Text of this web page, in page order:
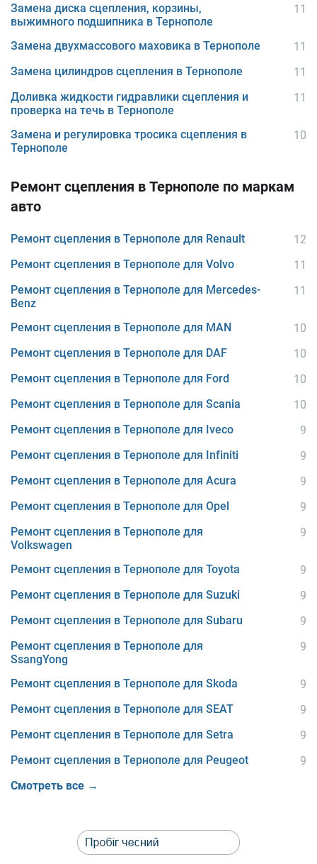
Замена диска сцепления, корзины,
выжимного подшипника в Тернополе
11
Замена двухмассового маховика в Тернополе
11
Замена цилиндров сцепления в Тернополе
11
Доливка жидкости гидравлики сцепления и
проверка на течь в Тернополе
11
Замена и регулировка тросика сцепления в
Тернополе
10
Ремонт сцепления в Тернополе по маркам
авто
Ремонт сцепления в Тернополе для Renault
12
Ремонт сцепления в Тернополе для Volvo
11
Ремонт сцепления в Тернополе для Mercedes-
Benz
11
Ремонт сцепления в Тернополе для MAN
10
Ремонт сцепления в Тернополе для DAF
10
Ремонт сцепления в Тернополе для Ford
10
Ремонт сцепления в Тернополе для Scania
10
Ремонт сцепления в Тернополе для Iveco
9
Ремонт сцепления в Тернополе для Infiniti
9
Ремонт сцепления в Тернополе для Acura
9
Ремонт сцепления в Тернополе для Opel
9
Ремонт сцепления в Тернополе для
Volkswagen
9
Ремонт сцепления в Тернополе для Toyota
9
Ремонт сцепления в Тернополе для Suzuki
9
Ремонт сцепления в Тернополе для Subaru
9
Ремонт сцепления в Тернополе для
SsangYong
9
Ремонт сцепления в Тернополе для Skoda
9
Ремонт сцепления в Тернополе для SEAT
9
Ремонт сцепления в Тернополе для Setra
9
Ремонт сцепления в Тернополе для Peugeot
9
Смотреть все →